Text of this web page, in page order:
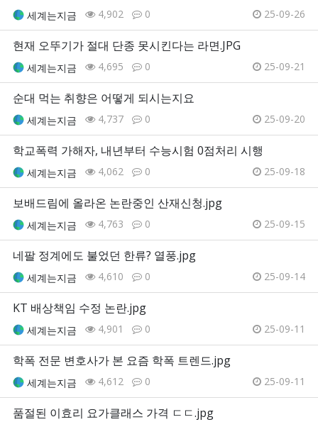
세계는지금 4,902 0 25-09-26
현재 오뚜기가 절대 단종 못시킨다는 라면.JPG
세계는지금 4,695 0 25-09-21
순대 먹는 취향은 어떻게 되시는지요
세계는지금 4,737 0 25-09-20
학교폭력 가해자, 내년부터 수능시험 0점처리 시행
세계는지금 4,062 0 25-09-18
보배드림에 올라온 논란중인 산재신청.jpg
세계는지금 4,763 0 25-09-15
네팔 정계에도 불었던 한류? 열풍.jpg
세계는지금 4,610 0 25-09-14
KT 배상책임 수정 논란.jpg
세계는지금 4,901 0 25-09-11
학폭 전문 변호사가 본 요즘 학폭 트렌드.jpg
세계는지금 4,612 0 25-09-11
품절된 이효리 요가클래스 가격 ㄷㄷ.jpg